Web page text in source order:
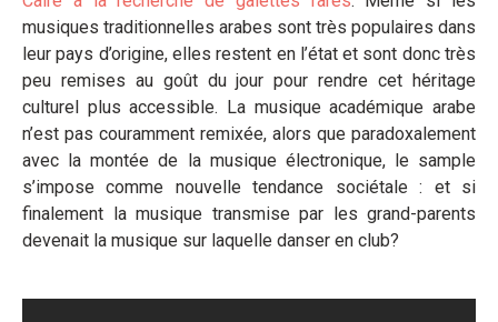
musiques traditionnelles arabes sont très populaires dans
leur pays d’origine, elles restent en l’état et sont donc très
peu remises au goût du jour pour rendre cet héritage
culturel plus accessible. La musique académique arabe
n’est pas couramment remixée, alors que paradoxalement
avec la montée de la musique électronique, le sample
s’impose comme nouvelle tendance sociétale : et si
finalement la musique transmise par les grand-parents
devenait la musique sur laquelle danser en club?